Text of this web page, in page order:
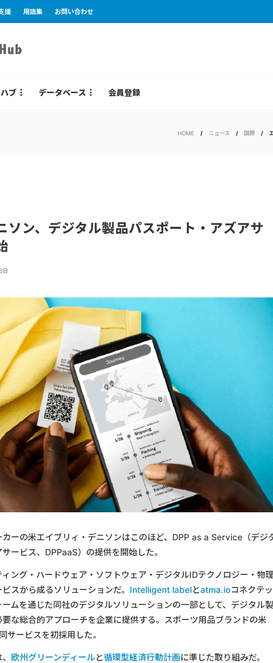
援 用語集 お問い合わせ
ブ データベース 会員登録
HOME ニュース 国際
ソン、デジタル製品パスポート・アズアサ
日
ーの米エイブリィ・デニソンはこのほど、DPP as a Service（デジ
ービス、DPPaaS）の提供を開始した。
ング・ハードウェア・ソフトウェア・デジタルIDテクノロジー・物理
スから成るソリューションだ。 Intelligent label とatma.ioコネクテッ
ムを通じた同社のデジタルソリューションの一部として、デジタル製
な総合的アプローチを企業に提供する。スポーツ用品ブランドの米
ービスを初採用した。
欧州グリーンディールと循環型経済行動計画に準じた取り組みだ。